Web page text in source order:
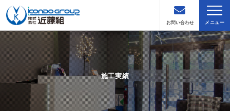
お問い合わせ メニュー
施工実績